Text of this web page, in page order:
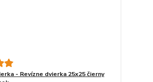
- Revízne dvierka 25x25 čierny